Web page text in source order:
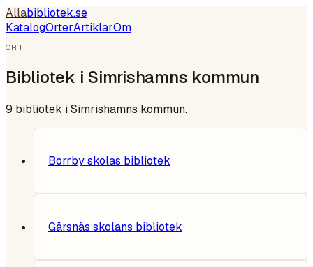
Allabibliotek.se
KatalogOrterArtiklarOm
ORT
Bibliotek i Simrishamns kommun
9 bibliotek iSimrishamns kommun.
Borrby skolas bibliotek
Gärsnäs skolans bibliotek